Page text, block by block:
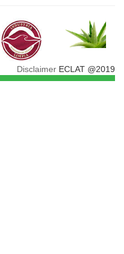
Disclaimer ECLAT @2019